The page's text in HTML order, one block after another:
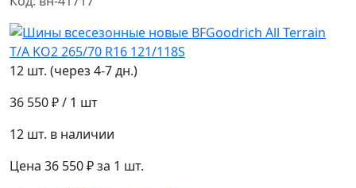
12 шт. (через 4-7 дн.)
36 550 ₽/ 1 шт
12 шт. в наличии
Цена 36 550 ₽ за 1 шт.